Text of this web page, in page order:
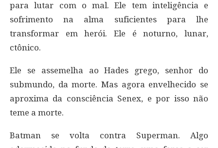
para lutar com o mal. Ele tem inteligência e
sofrimento na alma suficientes para lhe
transformar em herói. Ele é noturno, lunar,
ctônico.
Ele se assemelha ao Hades grego, senhor do
submundo, da morte. Mas agora envelhecido se
aproxima da consciência Senex, e por isso não
teme a morte.
Batman se volta contra Superman. Algo